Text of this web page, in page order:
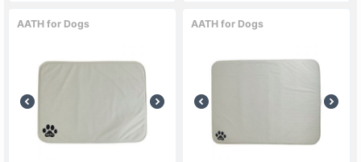
AATH for Dogs AATH for Dogs